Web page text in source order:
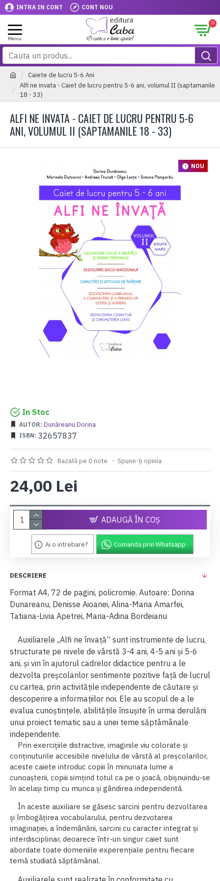
INTRA IN CONT CONT NOU
0
Caiete de lucru 5-6 Ani
Alfi ne invata - Caiet de lucru pentru 5-6 ani, volumul II (saptamanile
18 - 33)
ALFI NE INVATA - CAIET DE LUCRU PENTRU 5-6
ANI, VOLUMUL II (SAPTAMANILE 18 - 33)
NOU
In Stoc
AUTOR: Dunăreanu Dorina
ISBN: 32657837
Bazată pe 0 note. - Spune-ţi opinia
24,00 Lei
ADAUGĂ ÎN COŞ
Ai o intrebare? Comanda prin Whatsapp
DESCRIERE
Format A4, 72 de pagini, policromie. Autoare: Dorina
Dunareanu, Denisse Aioanei, Alina-Maria Amarfei,
Tatiana-Livia Apetrei, Maria-Adina Bordeianu
Auxiliarele ,,Alfi ne învață” sunt instrumente de lucru,
structurate pe nivele de vârstă 3-4 ani, 4-5 ani și 5-6
ani, și vin în ajutorul cadrelor didactice pentru a le
dezvolta preșcolarilor sentimente pozitive față de lucrul
cu cartea, prin activitățile independente de căutare și
descoperire a informațiilor noi. Ele au scopul de a le
evalua cunoștințele, abilitățile însușite în urma derulării
unui proiect tematic sau a unei teme săptâmânale
independente.
Prin exercițiile distractive, imaginile viu colorate și
conținuturile accesibile nivelului de vârstă al preșcolarilor,
aceste caiete introduc copiii în minunata lume a
cunoașterii, copiii simțind totul ca pe o joacă, obișnuindu-se
în același timp cu munca și gândirea independentă.
În aceste auxiliare se găsesc sarcini pentru dezvoltarea
și îmbogățirea vocabularului, pentru dezvotarea
imaginației, a îndemânării, sarcini cu caracter integrat și
interdisciplinar, deoarece într-un singur caiet sunt
abordate toate domeniile experențiale pentru fiecare
temă studiată săptămânal.